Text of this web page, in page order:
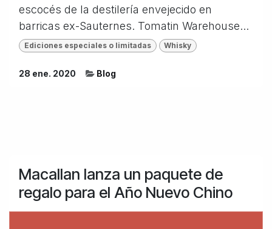
escocés de la destilería envejecido en
barricas ex-Sauternes. Tomatin Warehouse...
Ediciones especiales o limitadas Whisky
28 ene. 2020 Blog
Macallan lanza un paquete de
regalo para el Año Nuevo Chino